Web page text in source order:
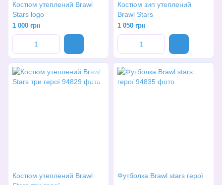
Костюм утеплений Brawl
Stars logo
1 000 грн
Костюм зип утеплений
Brawl Stars
1 050 грн
Костюм утеплений Brawl
Футболка Brawl stars герої